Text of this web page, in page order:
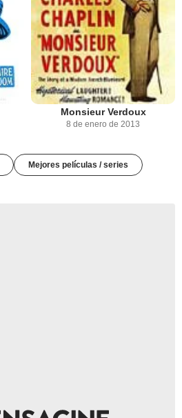
Monsieur Verdoux
8 de enero de 2013
Mejores películas / series